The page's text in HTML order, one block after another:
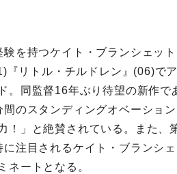
を持つケイト・ブランシェッ
『リトル・チルドレン』(06)で
。同監督16年ぶり待望の新作で
のスタンディングオベーショ
！」と絶賛されている。また、
注目されるケイト・ブランシ
ネートとなる。